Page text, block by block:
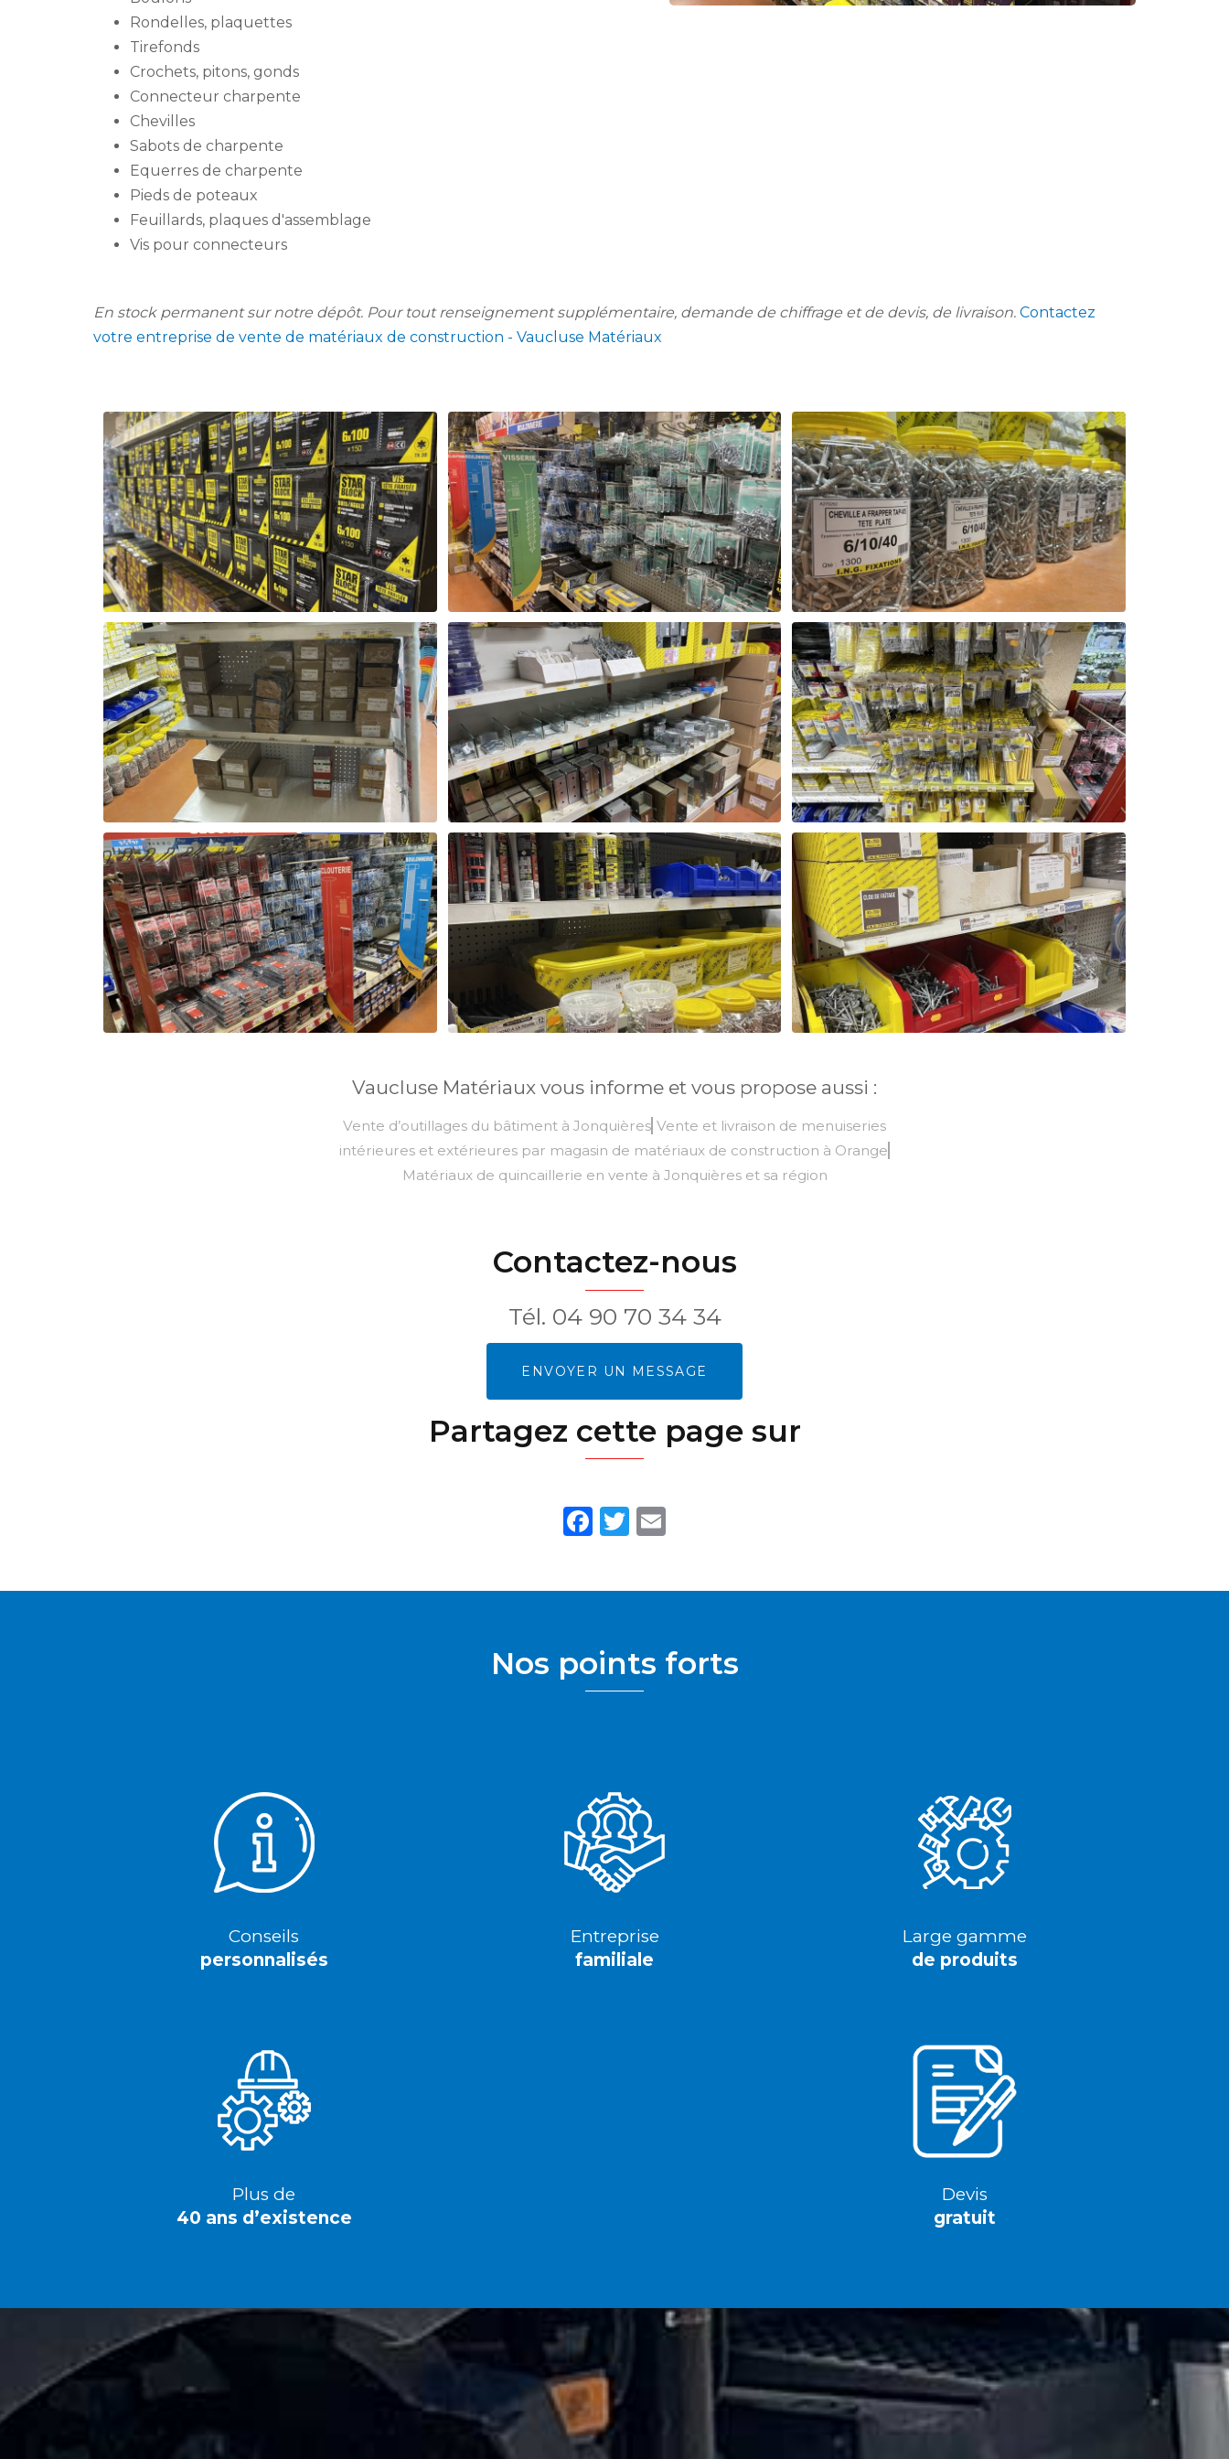
Rondelles, plaquettes
Tirefonds
Crochets, pitons, gonds
Connecteur charpente
Chevilles
Sabots de charpente
Equerres de charpente
Pieds de poteaux
Feuillards, plaques d'assemblage
Vis pour connecteurs
En stock permanent sur notre dépôt. Pour tout renseignement supplémentaire, demande de chiffrage et de devis, de livraison. Contactez
votre entreprise de vente de matériaux de construction - Vaucluse Matériaux
Vaucluse Matériaux vous informe et vous propose aussi :
Vente d’outillages du bâtiment à Jonquières Vente et livraison de menuiseries
intérieures et extérieures par magasin de matériaux de construction à Orange
Matériaux de quincaillerie en vente à Jonquières et sa région
Contactez-nous
Tél. 04 90 70 34 34
ENVOYER UN MESSAGE
Partagez cette page sur
Facebook
Twitter
Nos points forts
Conseils
personnalisés
Plus de
40 ans d’existence
Entreprise
familiale
Large gamme
de produits
Devis
gratuit